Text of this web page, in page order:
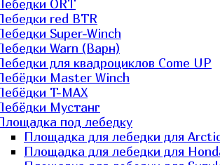
ORT
red BTR
Super-Winch
Warn (Варн)
для квадроциклов Come UP
Master Winch
T-MAX
Мустанг
под лебедку
Площадка для лебедки для
Площадка для лебедки для